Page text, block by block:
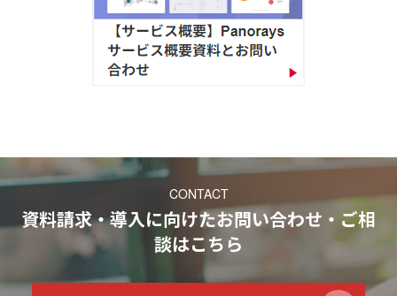
CONTACT
資料請求・導入に向けたお問い合わせ・ご相
談はこちら